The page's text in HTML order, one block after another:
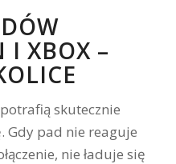
I XBOX –
skutecznie
Gdy pad nie reaguje
nie ładuje się